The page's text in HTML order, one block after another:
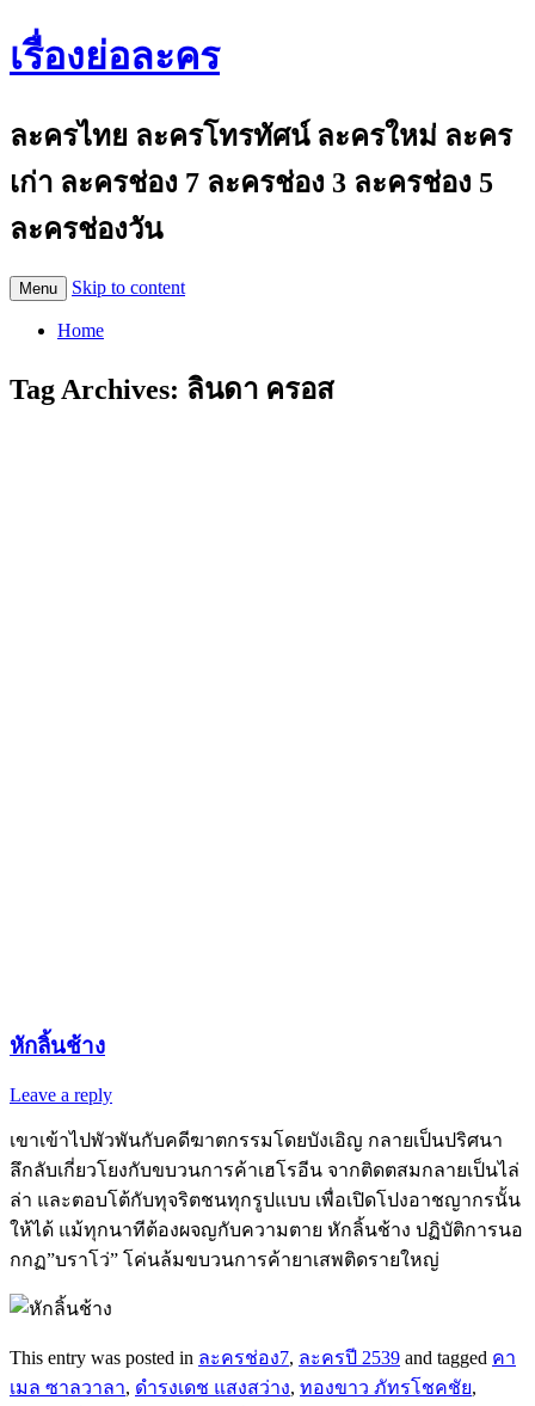
เรื่องย่อละคร
ละครไทย ละครโทรทัศน์ ละครใหม่ ละคร
เก่า ละครช่อง 7 ละครช่อง 3 ละครช่อง 5
ละครช่องวัน
Menu Skip to content
Home
Tag Archives: ลินดา ครอส
หักลิ้นช้าง
Leave a reply
เขาเข้าไปพัวพันกับคดีฆาตกรรมโดยบังเอิญ กลายเป็นปริศนา
ลึกลับเกี่ยวโยงกับขบวนการค้าเฮโรอีน จากติดตสมกลายเป็นไล่
ล่า และตอบโต้กับทุจริตชนทุกรูปแบบ เพื่อเปิดโปงอาชญากรนั้น
ให้ได้ แม้ทุกนาทีต้องผจญกับความตาย หักลิ้นช้าง ปฏิบัติการนอ
กกฏ”บราโว่” โค่นล้มขบวนการค้ายาเสพติดรายใหญ่
This entry was posted in ละครช่อง7, ละครปี 2539 and tagged คา
เมล ซาลวาลา, ดำรงเดช แสงสว่าง, ทองขาว ภัทรโชคชัย,